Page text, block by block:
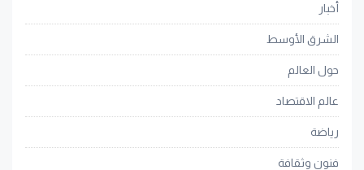
أخبار
الشرق الأوسط
حول العالم
عالم الاقتصاد
رياضة
فنون وثقافة